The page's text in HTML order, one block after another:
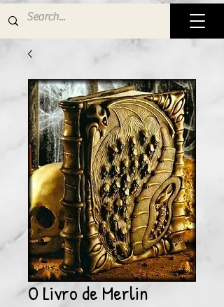
O Livro de Merlin